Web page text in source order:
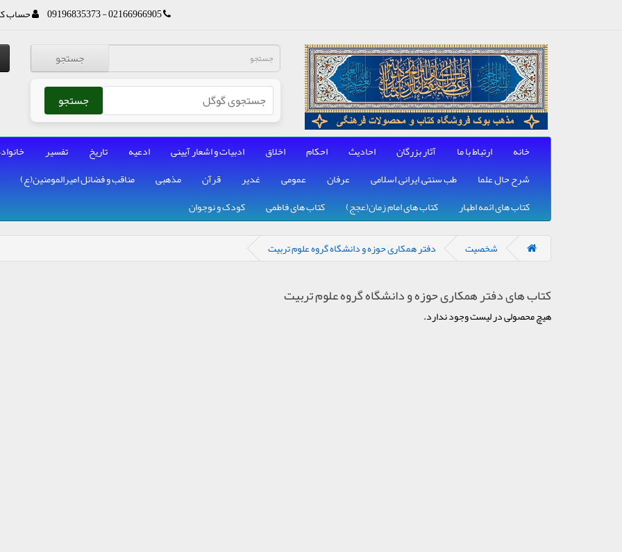
02166966905 - 09196835373 حساب
جستجو
جستجو
خانه ارتباط با ما آثار بزرگان احادیث احکام اخلاق ادبیات و اشعار آیینی ادعیه تاریخ تفسیر
شرح حال علما
طب سنتی, ایرانی, اسلامی عرفان عمومی غدیر قرآن مذهبی مناقب و فضائل امیرالمومنین(ع)
کتاب های ائمه اطهار
کتاب های امام زمان(عجج) کتاب های فاطمی کودک و نوجوان
شخصیت دفتر همکاری حوزه و دانشگاه گروه علوم تربیت
کتاب های دفتر همکاری حوزه و دانشگاه گروه علوم تربیت
هیچ محصولی در لیست وجود ندارد.